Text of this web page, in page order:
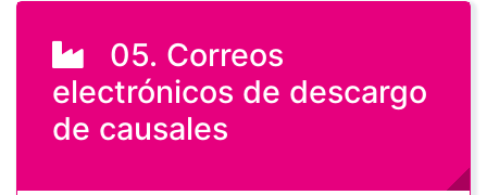
05. Correos
electrónicos de descargo
de causales